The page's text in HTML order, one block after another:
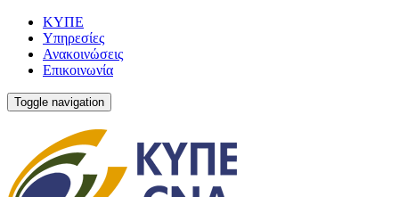
ΚΥΠΕ
Υπηρεσίες
Ανακοινώσεις
Επικοινωνία
Toggle navigation